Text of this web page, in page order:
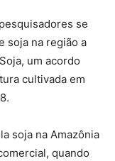
se
soja na região a
um acordo
cultivada em
soja na Amazônia
quando